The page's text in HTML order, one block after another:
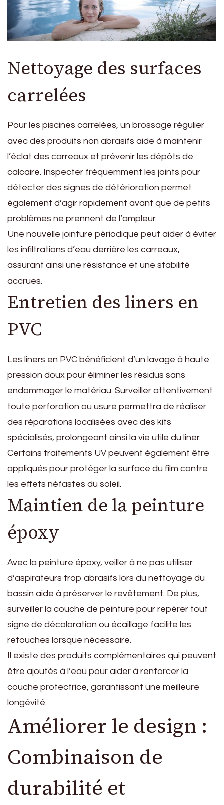
Nettoyage des surfaces
carrelées
Pour les piscines carrelées, un brossage régulier
avec des produits non abrasifs aide à maintenir
l’éclat des carreaux et prévenir les dépôts de
calcaire. Inspecter fréquemment les joints pour
détecter des signes de détérioration permet
également d’agir rapidement avant que de petits
problèmes ne prennent de l’ampleur.
Une nouvelle jointure périodique peut aider à éviter
les infiltrations d’eau derrière les carreaux,
assurant ainsi une résistance et une stabilité
accrues.
Entretien des liners en
PVC
Les liners en PVC bénéficient d’un lavage à haute
pression doux pour éliminer les résidus sans
endommager le matériau. Surveiller attentivement
toute perforation ou usure permettra de réaliser
des réparations localisées avec des kits
spécialisés, prolongeant ainsi la vie utile du liner.
Certains traitements UV peuvent également être
appliqués pour protéger la surface du film contre
les effets néfastes du soleil.
Maintien de la peinture
époxy
Avec la peinture époxy, veiller à ne pas utiliser
d’aspirateurs trop abrasifs lors du nettoyage du
bassin aide à préserver le revêtement. De plus,
surveiller la couche de peinture pour repérer tout
signe de décoloration ou écaillage facilite les
retouches lorsque nécessaire.
Il existe des produits complémentaires qui peuvent
être ajoutés à l’eau pour aider à renforcer la
couche protectrice, garantissant une meilleure
longévité.
Améliorer le design :
Combinaison de
durabilité et